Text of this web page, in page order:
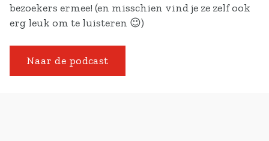
bezoekers ermee! (en misschien vind je ze zelf ook
erg leuk om te luisteren 😉)
Naar de podcast